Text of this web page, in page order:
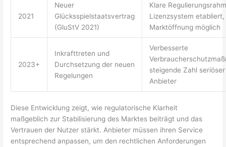
2021
Neuer
Glücksspielstaatsvertrag
(GluStV 2021)
Klare
Lizenzsystem etabliert,
Marktöffnung möglich
2023+
Inkrafttreten und
Durchsetzung der neuen
Regelungen
Verbesserte
steigende Zahl seriöser
Anbieter
Diese Entwicklung zeigt, wie regulatorische Klarheit
maßgeblich zur Stabilisierung des Marktes beiträgt und das
Vertrauen der Nutzer stärkt. Anbieter müssen ihren Service
entsprechend anpassen, um den rechtlichen Anforderungen